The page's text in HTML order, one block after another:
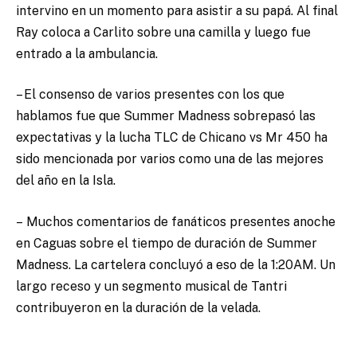
intervino en un momento para asistir a su papá. Al final
Ray coloca a Carlito sobre una camilla y luego fue
entrado a la ambulancia.
– El consenso de varios presentes con los que
hablamos fue que Summer Madness sobrepasó las
expectativas y la lucha TLC de Chicano vs Mr 450 ha
sido mencionada por varios como una de las mejores
del año en la Isla.
– Muchos comentarios de fanáticos presentes anoche
en Caguas sobre el tiempo de duración de Summer
Madness. La cartelera concluyó a eso de la 1:20AM. Un
largo receso y un segmento musical de Tantri
contribuyeron en la duración de la velada.